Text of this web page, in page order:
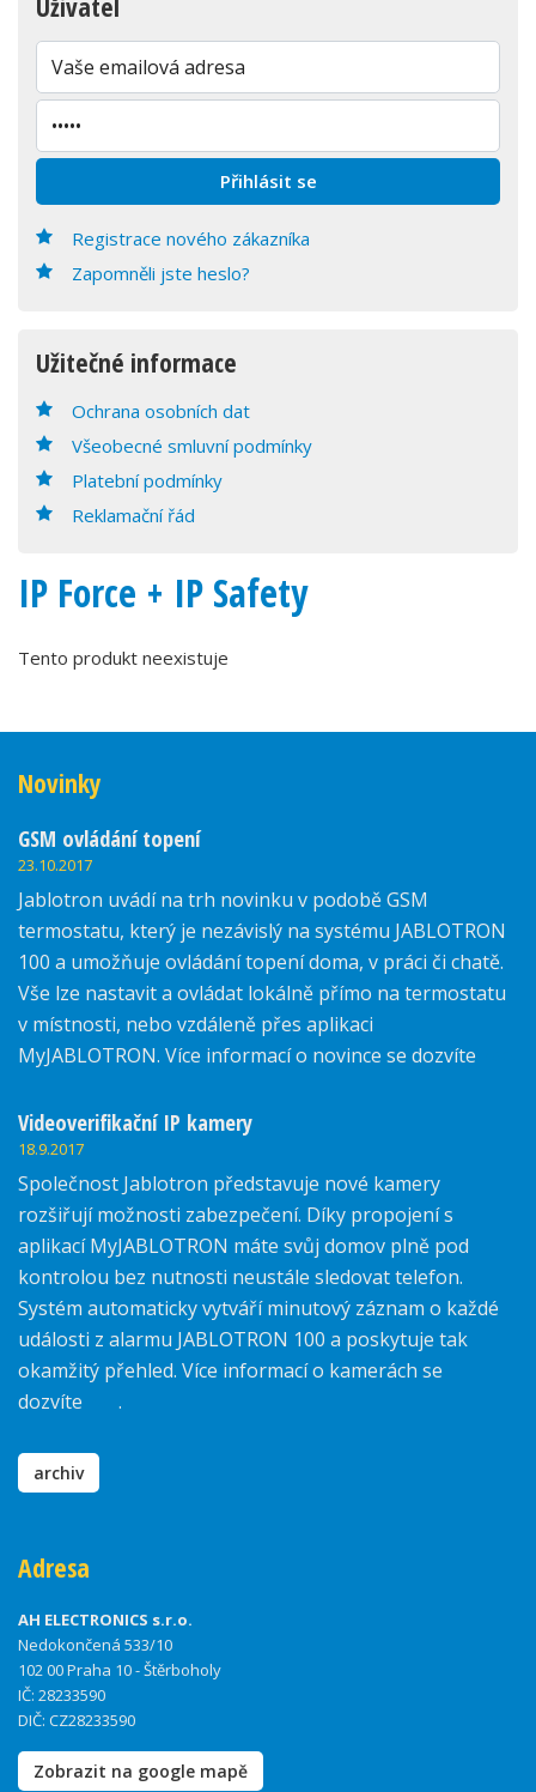
Registrace nového zákazníka
Zapomněli jste heslo?
Užitečné informace
Ochrana osobních dat
Všeobecné smluvní podmínky
Platební podmínky
Reklamační řád
IP Force + IP Safety
Tento produkt neexistuje
Novinky
GSM ovládání topení
23.10.2017
Jablotron uvádí na trh novinku v podobě GSM
termostatu, který je nezávislý na systému JABLOTRON
100 a umožňuje ovládání topení doma, v práci či chatě.
Vše lze nastavit a ovládat lokálně přímo na termostatu
v místnosti, nebo vzdáleně přes aplikaci
MyJABLOTRON. Více informací o novince se dozvíte
Videoverifikační IP kamery
18.9.2017
Společnost Jablotron představuje nové kamery
rozšiřují možnosti zabezpečení. Díky propojení s
aplikací MyJABLOTRON máte svůj domov plně pod
kontrolou bez nutnosti neustále sledovat telefon.
Systém automaticky vytváří minutový záznam o každé
události z alarmu JABLOTRON 100 a poskytuje tak
okamžitý přehled. Více informací o kamerách se
dozvíte
.
archiv
Adresa
AH ELECTRONICS s.r.o.
Nedokončená 533/10
102 00 Praha 10 - Štěrboholy
IČ: 28233590
DIČ: CZ28233590
Zobrazit na google mapě